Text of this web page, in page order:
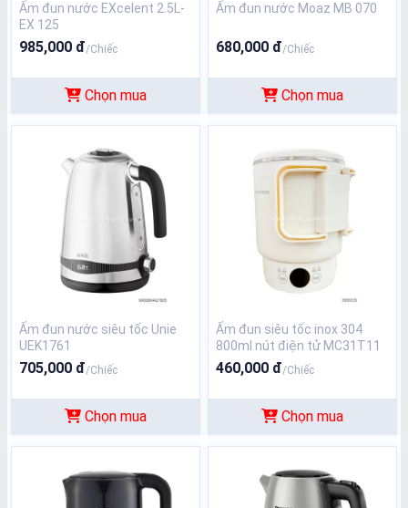
Ấm đun nước EXcelent 2.5L-
EX 125
985,000 đ/Chiếc
Chọn mua
Ấm đun nước Moaz MB 070
680,000 đ/Chiếc
Chọn mua
Ấm đun nước siêu tốc Unie
UEK1761
705,000 đ/Chiếc
Chọn mua
Ấm đun siêu tốc inox 304
800ml nút điện tử MC31T11
460,000 đ/Chiếc
Chọn mua